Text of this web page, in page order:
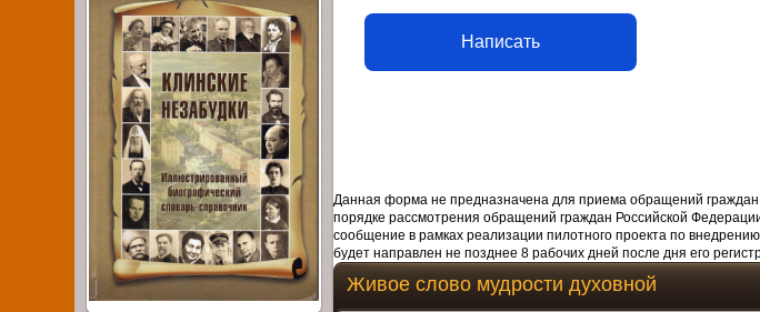
Написать
Данная форма не предназначена для приема обращений
порядке рассмотрения обращений граждан Российской
сообщение в рамках реализации пилотного проекта по
будет направлен не позднее 8 рабочих дней после дня его
Живое слово мудрости духовной